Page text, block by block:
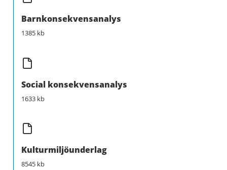
Barnkonsekvensanalys
1385 kb
Social konsekvensanalys
1633 kb
Kulturmiljöunderlag
8545 kb